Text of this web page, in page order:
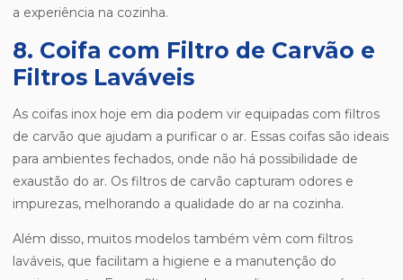
a experiência na cozinha.
8. Coifa com Filtro de Carvão e
Filtros Laváveis
As coifas inox hoje em dia podem vir equipadas com filtros
de carvão que ajudam a purificar o ar. Essas coifas são ideais
para ambientes fechados, onde não há possibilidade de
exaustão do ar. Os filtros de carvão capturam odores e
impurezas, melhorando a qualidade do ar na cozinha.
Além disso, muitos modelos também vêm com filtros
laváveis, que facilitam a higiene e a manutenção do